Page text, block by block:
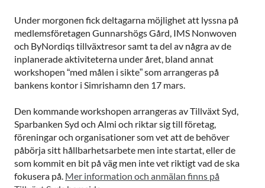
Under morgonen fick deltagarna möjlighet att lyssna på
medlemsföretagen Gunnarshögs Gård, IMS Nonwoven
och ByNordiqs tillväxtresor samt ta del av några av de
inplanerade aktiviteterna under året, bland annat
workshopen “med målen i sikte” som arrangeras på
bankens kontor i Simrishamn den 17 mars.
Den kommande workshopen arrangeras av Tillväxt Syd,
Sparbanken Syd och Almi och riktar sig till företag,
föreningar och organisationer som vet att de behöver
påbörja sitt hållbarhetsarbete men inte startat, eller de
som kommit en bit på väg men inte vet riktigt vad de ska
fokusera på. Mer information och anmälan finns på